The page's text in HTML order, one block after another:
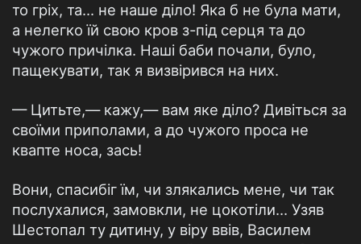
то гріх, та... не наше діло! Яка б не була мати,
а нелегко їй свою кров з-під серця та до
чужого причілка. Наші баби почали, було,
пащекувати, так я визвірився на них.
— Цитьте,— кажу,— вам яке діло? Дивіться за
своїми приполами, а до чужого проса не
квапте носа, зась!
Вони, спасибіг їм, чи злякались мене, чи так
послухалися, замовкли, не цокотіли... Узяв
Шестопал ту дитину, у віру ввів, Василем